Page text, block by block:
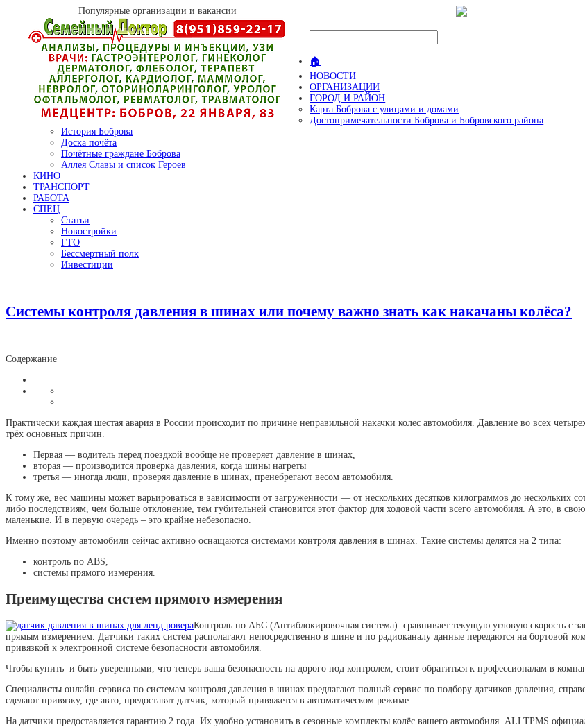
Популярные организации и вакансии
🏠
НОВОСТИ
ОРГАНИЗАЦИИ
ГОРОД И РАЙОН
Карта Боброва с улицами и домами
Достопримечательности Боброва и Бобровского района
История Боброва
Доска почёта
Почётные граждане Боброва
Аллея Славы и список Героев
КИНО
ТРАНСПОРТ
РАБОТА
СПЕЦ
Статьи
Новостройки
ГТО
Бессмертный полк
Инвестиции
Системы контроля давления в шинах или почему важно знать как накачаны колёса?
Содержание
Практически каждая шестая авария в России происходит по причине неправильной накачки колес автомобиля. Давление во всех
трёх основных причин.
Первая — водитель перед поездкой вообще не проверяет давление в шинах,
вторая — производится проверка давления, когда шины нагреты
третья — иногда люди, проверяя давление в шинах, пренебрегают весом автомобиля.
К тому же, вес машины может варьироваться в зависимости от загруженности — от нескольких десятков килограммов до нескольких
либо последствиям, чем больше отклонение, тем губительней становится этот фактор для ходовой части всего автомобиля. А это, в
маленькие. И в первую очередь – это крайне небезопасно.
Именно поэтому автомобили сейчас активно оснащаются системами контроля давления в шинах. Такие системы делятся на 2 типа:
контроль по ABS,
системы прямого измерения.
Преимущества систем прямого измерения
Контроль по АБС (Антиблокировочная система) сравнивает текущую угловую скорость с
прямым измерением. Датчики таких систем располагают непосредственно в шине и по радиоканалу данные передаются на бортовой
привязкой к электронной системе безопасности автомобиля.
Чтобы купить и быть уверенными, что теперь ваша безопасность на дорого под контролем, стоит обратиться к профессионалам в
Специалисты онлайн-сервиса по системам контроля давления в шинах предлагают полный сервис по подбору датчиков давления,
сделают привязку, где авто, предоставят датчик, который привяжется в автоматическом режиме.
На датчики предоставляется гарантию 2 года. Их удобно установить в сезонные комплекты колёс вашего автомобиля. ALLTPMS